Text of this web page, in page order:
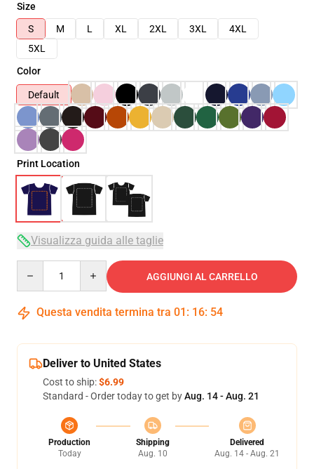
Size
S
M L XL 2XL 3XL
4XL
5XL
Color
Default
Print Location
Visualizza guida alle taglie
AGGIUNGI AL CARRELLO
Questa vendita termina tra 01 : 16: 53
Deliver to United States
Cost to ship:$6.99
Standard - Order today to get byAug. 14 - Aug. 21
Production
Today
Shipping
Aug. 10
Delivered
Aug. 14 - Aug. 21